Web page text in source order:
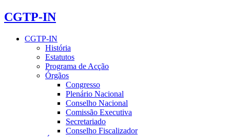
CGTP-IN
CGTP-IN
História
Estatutos
Programa de Acção
Órgãos
Congresso
Plenário Nacional
Conselho Nacional
Comissão Executiva
Secretariado
Conselho Fiscalizador